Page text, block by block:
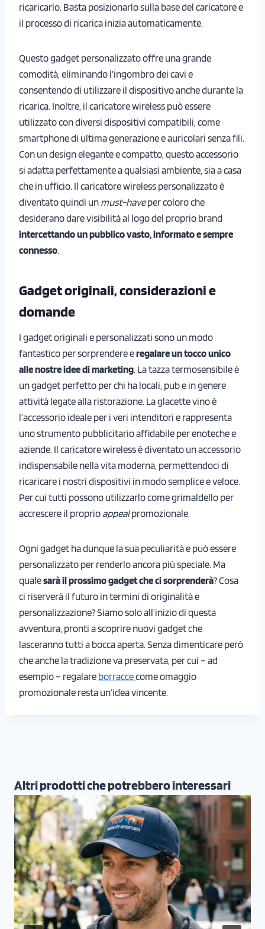
ricaricarlo. Basta posizionarlo sulla base del caricatore e
il processo di ricarica inizia automaticamente.
Questo gadget personalizzato offre una grande
comodità, eliminando l’ingombro dei cavi e
consentendo di utilizzare il dispositivo anche durante la
ricarica. Inoltre, il caricatore wireless può essere
utilizzato con diversi dispositivi compatibili, come
smartphone di ultima generazione e auricolari senza fili.
Con un design elegante e compatto, questo accessorio
si adatta perfettamente a qualsiasi ambiente, sia a casa
che in ufficio. Il caricatore wireless personalizzato è
diventato quindi un must-haveper coloro che
desiderano dare visibilità al logo del proprio brand
intercettando un pubblico vasto, informato e sempre
connesso.
Gadget originali, considerazioni e
domande
I gadget originali e personalizzati sono un modo
fantastico per sorprendere eregalare un tocco unico
alle nostre idee di marketing. La tazza termosensibile è
un gadget perfetto per chi ha locali, pub e in genere
attività legate alla ristorazione. La glacette vino è
l’accessorio ideale per i veri intenditori e rappresenta
uno strumento pubblicitario affidabile per enoteche e
aziende. Il caricatore wireless è diventato un accessorio
indispensabile nella vita moderna, permettendoci di
ricaricare i nostri dispositivi in ​​modo semplice e veloce.
Per cui tutti possono utilizzarlo come grimaldello per
accrescere il proprio appealpromozionale.
Ogni gadget ha dunque la sua peculiarità e può essere
personalizzato per renderlo ancora più speciale. Ma
qualesarà il prossimo gadget che ci sorprenderà? Cosa
ci riserverà il futuro in termini di originalità e
personalizzazione? Siamo solo all’inizio di questa
avventura, pronti a scoprire nuovi gadget che
lasceranno tutti a bocca aperta. Senza dimenticare però
che anche la tradizione va preservata, per cui – ad
esempio – regalare borraccecome omaggio
promozionale resta un’idea vincente.
Altri prodotti che potrebbero interessari